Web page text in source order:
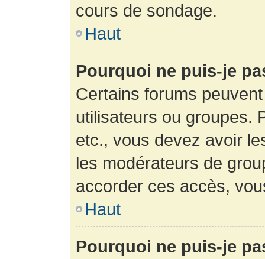
cours de sondage.
Haut
Pourquoi ne puis-je
Certains forums
utilisateurs ou groupes.
etc., vous devez avoir
les modérateurs de
accorder ces accès,
Haut
Pourquoi ne puis-je